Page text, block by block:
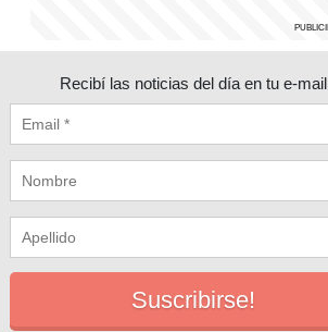
Recibí las noticias del día en tu e-mail